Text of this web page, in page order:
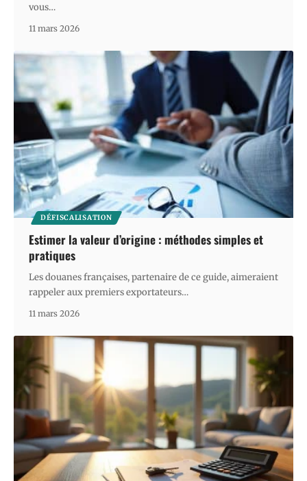
vous…
11 mars 2026
DÉFISCALISATION
Estimer la valeur d’origine : méthodes simples et
pratiques
Les douanes françaises, partenaire de ce guide, aimeraient
rappeler aux premiers exportateurs…
11 mars 2026